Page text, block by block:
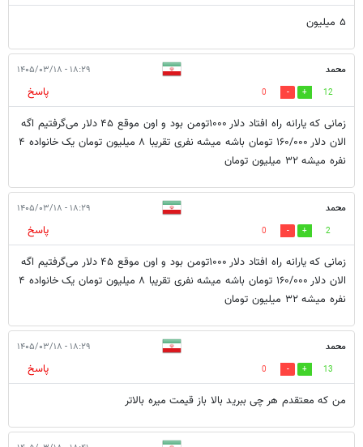
۵ میلیون
محمد ۱۸:۲۹ - ۱۴۰۵/۰۳/۱۸
12
0
پاسخ
زمانی که یارانه راه افتاد دلار ۱۰۰۰تومن بود و اون موقع ۴۵ دلار می‌گرفتیم اگه
الان دلار ۱۶۰/۰۰۰ تومان باشه میشه نفری تقریبا ۸ میلیون تومان یک خانواده ۴
نفره میشه ۳۲ میلیون تومان
محمد ۱۸:۲۹ - ۱۴۰۵/۰۳/۱۸
2
0
پاسخ
زمانی که یارانه راه افتاد دلار ۱۰۰۰تومن بود و اون موقع ۴۵ دلار می‌گرفتیم اگه
الان دلار ۱۶۰/۰۰۰ تومان باشه میشه نفری تقریبا ۸ میلیون تومان یک خانواده ۴
نفره میشه ۳۲ میلیون تومان
محمد ۱۸:۲۹ - ۱۴۰۵/۰۳/۱۸
13
0
پاسخ
من که معتقدم هر چی ببرید بالا باز قیمت میره بالاتر